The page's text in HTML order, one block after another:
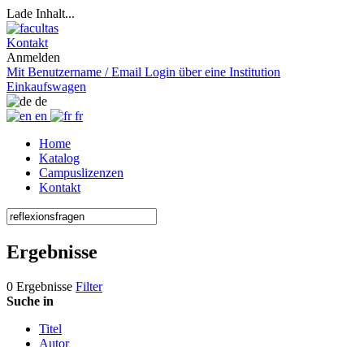
Lade Inhalt...
Kontakt
Anmelden
Mit Benutzername / Email Login über eine Institution
Einkaufswagen
de
en
fr
Home
Katalog
Campuslizenzen
Kontakt
Ergebnisse
0 Ergebnisse Filter
Suche in
Titel
Autor